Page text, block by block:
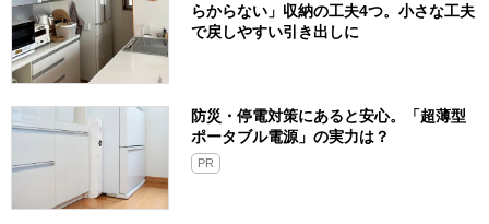
らからない」収納の工夫4つ。小さな工夫
で戻しやすい引き出しに
防災・停電対策にあると安心。「超薄型
ポータブル電源」の実力は？​
PR